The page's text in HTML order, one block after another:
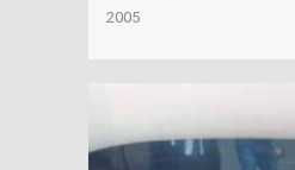
2005